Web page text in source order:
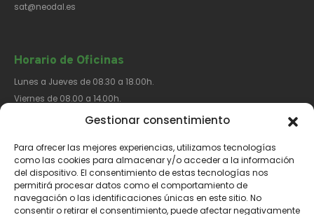
Gestionar consentimiento
Para ofrecer las mejores experiencias, utilizamos tecnologías
como las cookies para almacenar y/o acceder a la información
del dispositivo. El consentimiento de estas tecnologías nos
permitirá procesar datos como el comportamiento de
navegación o las identificaciones únicas en este sitio. No
consentir o retirar el consentimiento, puede afectar negativamente
sat@neodal.es
Horario de Oficinas
Lunes a Jueves de 08.30 a 18.00h.
Viernes de 08.00 a 14.00h.
Síguenos​